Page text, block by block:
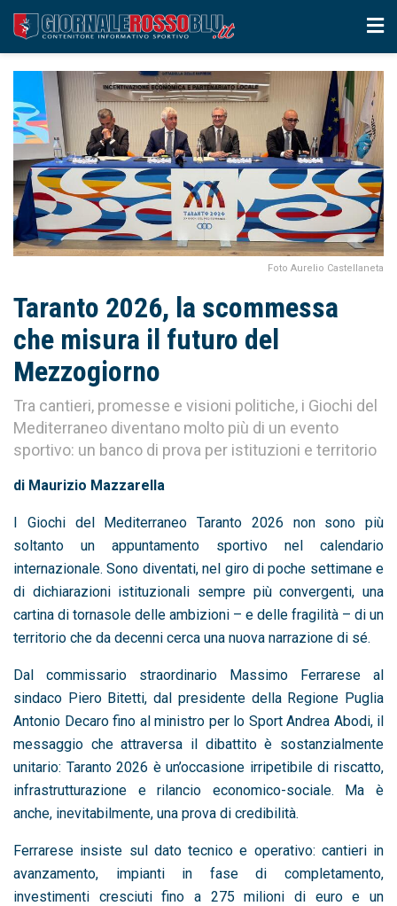
Foto Aurelio Castellaneta
Taranto 2026, la scommessa
che misura il futuro del
Mezzogiorno
Tra cantieri, promesse e visioni politiche, i Giochi del
Mediterraneo diventano molto più di un evento
sportivo: un banco di prova per istituzioni e territorio
di Maurizio Mazzarella
I Giochi del Mediterraneo Taranto 2026 non sono più
soltanto un appuntamento sportivo nel calendario
internazionale. Sono diventati, nel giro di poche settimane e
di dichiarazioni istituzionali sempre più convergenti, una
cartina di tornasole delle ambizioni – e delle fragilità – di un
territorio che da decenni cerca una nuova narrazione di sé.
Dal commissario straordinario Massimo Ferrarese al
sindaco Piero Bitetti, dal presidente della Regione Puglia
Antonio Decaro fino al ministro per lo Sport Andrea Abodi, il
messaggio che attraversa il dibattito è sostanzialmente
unitario: Taranto 2026 è un’occasione irripetibile di riscatto,
infrastrutturazione e rilancio economico-sociale. Ma è
anche, inevitabilmente, una prova di credibilità.
Ferrarese insiste sul dato tecnico e operativo: cantieri in
avanzamento, impianti in fase di completamento,
investimenti cresciuti fino a 275 milioni di euro e un